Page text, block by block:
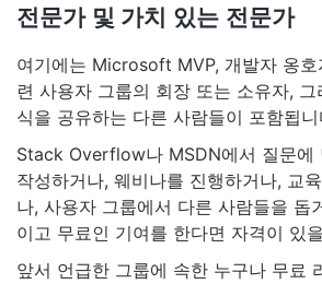
전문가 및 가치 있는 전문가
여기에는 Microsoft MVP, 개발자 옹호
련 사용자 그룹의 회장 또는 소유자,
식을 공유하는 다른 사람들이 포함됩니
Stack Overflow나 MSDN에서 질문에
작성하거나, 웨비나를 진행하거나, 교
나, 사용자 그룹에서 다른 사람들을 돕
이고 무료인 기여를 한다면 자격이 있
앞서 언급한 그룹에 속한 누구나 무료